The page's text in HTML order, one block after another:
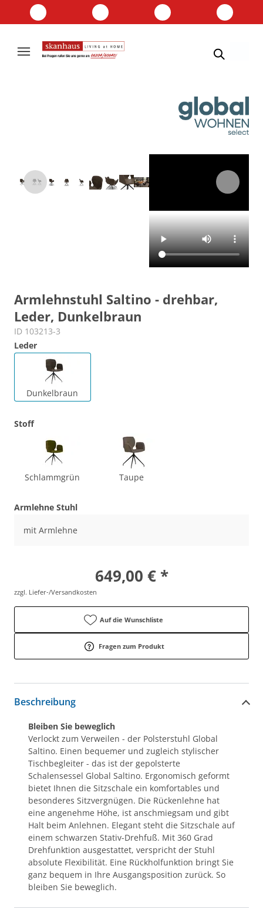
Armlehnstuhl Saltino - drehbar,
Leder, Dunkelbraun
ID 103213-3
Leder
Dunkelbraun
Stoff
Schlammgrün Taupe
Armlehne Stuhl
mit Armlehne
649,00 € *
zzgl. Liefer-/Versandkosten
Auf die Wunschliste
Fragen zum Produkt
Beschreibung
Bleiben Sie beweglich
Verlockt zum Verweilen - der Polsterstuhl Global
Saltino. Einen bequemer und zugleich stylischer
Tischbegleiter - das ist der gepolsterte
Schalensessel Global Saltino. Ergonomisch geformt
bietet Ihnen die Sitzschale ein komfortables und
besonderes Sitzvergnügen. Die Rückenlehne hat
eine angenehme Höhe, ist anschmiegsam und gibt
Halt beim Anlehnen. Elegant steht die Sitzschale auf
einem schwarzen Stativ-Drehfuß. Mit 360 Grad
Drehfunktion ausgestattet, verspricht der Stuhl
absolute Flexibilität. Eine Rückholfunktion bringt Sie
ganz bequem in Ihre Ausgangsposition zurück. So
bleiben Sie beweglich.